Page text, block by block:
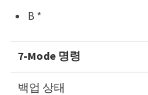
B *
7-Mode 명령
백업 상태